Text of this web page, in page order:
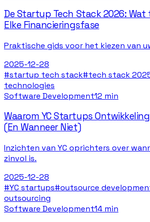
De Startup Tech Stack 2026: Wat
Elke Financieringsfase
Praktische gids voor het kiezen van
2025-12-28
#startup tech stack#tech stack
technologies
Software Development12 min
Waarom YC Startups
(En Wanneer Niet)
Inzichten van YC oprichters over
zinvol is.
2025-12-28
#YC startups#outsource
outsourcing
Software Development14 min